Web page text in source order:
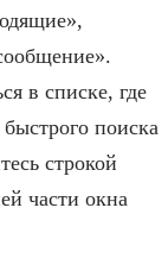
в списке, где
поиска
строкой
части окна